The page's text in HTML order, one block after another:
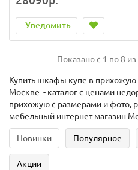
Уведомить
Показано с 1 по 8
Купить шкафы купе в прихожую
Москве - каталог с ценами
прихожую с размерами и фото,
мебельный интернет магазин
Новинки Популярное
Акции